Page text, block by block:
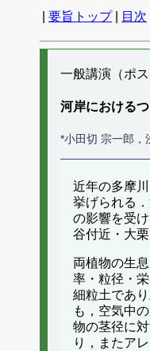
要旨トップ| 目次
一般講演（ポ
河岸における
*小田切 宗一郎，
近年の多摩
挙げられる
の影響を受
谷付近・大
両植物の生
率・粒径・
細粒土であ
も，空気中
物の茎径に
り，またア